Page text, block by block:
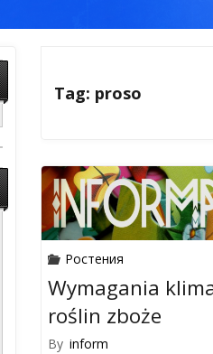
Tag: proso
Ростения
Wymagania
roślin zboże
By inform